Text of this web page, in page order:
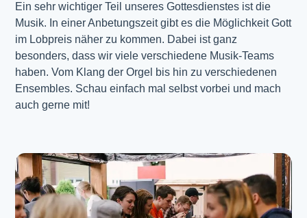
Ein sehr wichtiger Teil unseres Gottesdienstes ist die
Musik. In einer Anbetungszeit gibt es die Möglichkeit Gott
im Lobpreis näher zu kommen. Dabei ist ganz
besonders, dass wir viele verschiedene Musik-Teams
haben. Vom Klang der Orgel bis hin zu verschiedenen
Ensembles. Schau einfach mal selbst vorbei und mach
auch gerne mit!